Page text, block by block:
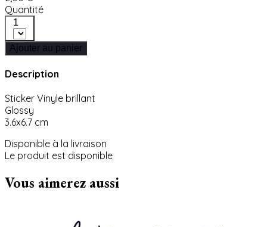
Quantité
1
Ajouter au panier
Description
Sticker Vinyle brillant
Glossy
3.6x6.7 cm
Disponible à la livraison
Le produit est disponible
Vous aimerez aussi